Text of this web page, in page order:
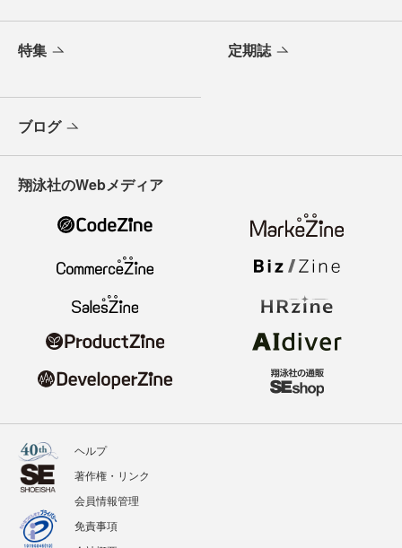
特集 定期誌
ブログ
翔泳社のWebメディア
ヘルプ
著作権・リンク
会員情報管理
免責事項